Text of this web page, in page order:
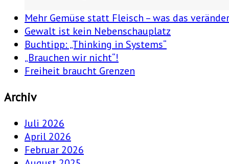
Mehr Gemüse statt Fleisch – was das
Gewalt ist kein Nebenschauplatz
Buchtipp: „Thinking in Systems“
„Brauchen wir nicht“!
Freiheit braucht Grenzen
Archiv
Juli 2026
April 2026
Februar 2026